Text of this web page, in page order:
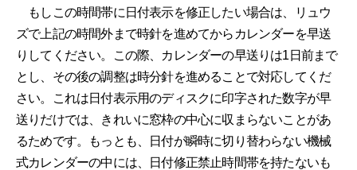
もしこの時間帯に日付表示を修正したい場合は、リュウ
ズで上記の時間外まで時針を進めてからカレンダーを早送
りしてください。この際、カレンダーの早送りは1日前まで
とし、その後の調整は時分針を進めることで対応してくだ
さい。これは日付表示用のディスクに印字された数字が早
送りだけでは、きれいに窓枠の中心に収まらないことがあ
るためです。もっとも、日付が瞬時に切り替わらない機械
式カレンダーの中には、日付修正禁止時間帯を持たないも